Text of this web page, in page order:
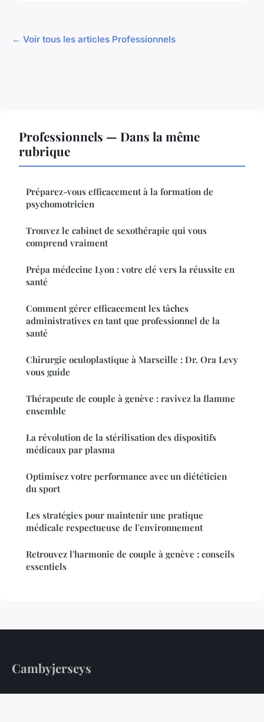
← Voir tous les articles Professionnels
Professionnels — Dans la même
rubrique
Préparez-vous efficacement à la formation de
psychomotricien
Trouvez le cabinet de sexothérapie qui vous
comprend vraiment
Prépa médecine Lyon : votre clé vers la réussite en
santé
Comment gérer efficacement les tâches
administratives en tant que professionnel de la
santé
Chirurgie oculoplastique à Marseille : Dr. Ora Levy
vous guide
Thérapeute de couple à genève : ravivez la flamme
ensemble
La révolution de la stérilisation des dispositifs
médicaux par plasma
Optimisez votre performance avec un diététicien
du sport
Les stratégies pour maintenir une pratique
médicale respectueuse de l'environnement
Retrouvez l'harmonie de couple à genève : conseils
essentiels
Cambyjerseys